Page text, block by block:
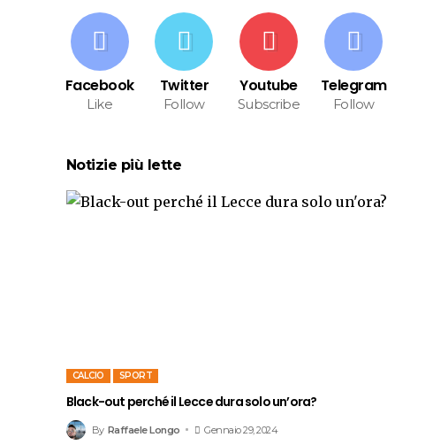
Facebook
Like
Twitter
Follow
Youtube
Subscribe
Telegram
Follow
Notizie più lette
CALCIO SPORT
Black-out perché il Lecce dura solo un’ora?
By Raffaele Longo Gennaio 29, 2024